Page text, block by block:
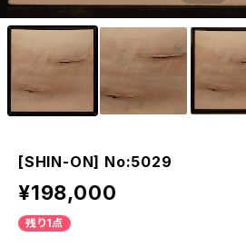
[SHIN-ON] No:5029
¥198,000
残り1点